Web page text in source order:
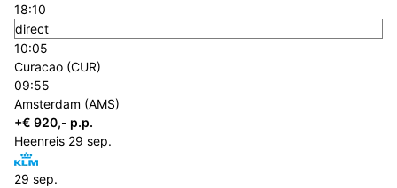
18:10
direct
10:05
Curacao (CUR)
09:55
Amsterdam (AMS)
+€ 920,- p.p.
Heenreis 29 sep.
29 sep.